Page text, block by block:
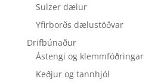
Sulzer dælur
Yfirborðs dælustöðvar
Drifbúnaður
Ástengi og klemmfóðringar
Keðjur og tannhjól